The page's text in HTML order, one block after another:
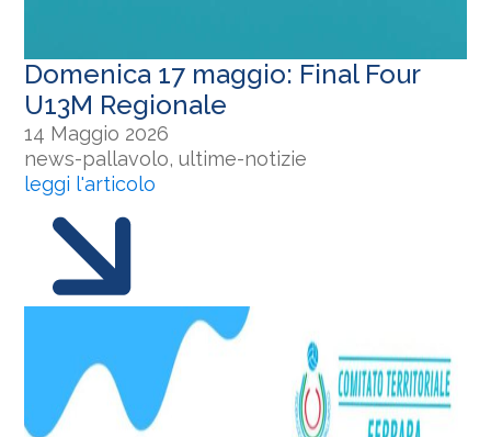
Domenica 17 maggio: Final Four
U13M Regionale
14 Maggio 2026
news-pallavolo, ultime-notizie
leggi l'articolo